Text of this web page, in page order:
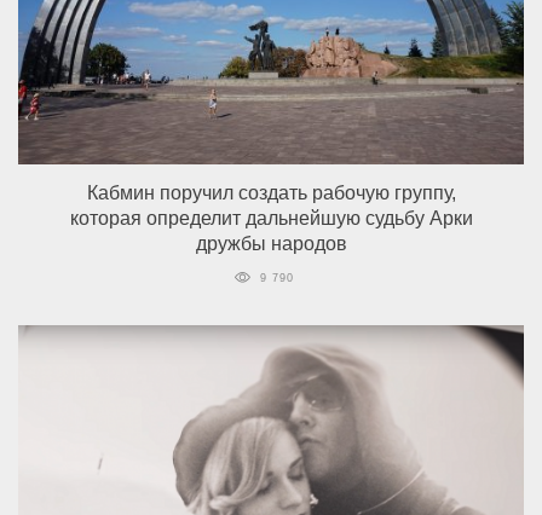
Кабмин поручил создать рабочую группу,
которая определит дальнейшую судьбу Арки
дружбы народов
9 790